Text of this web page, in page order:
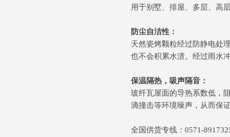
用于别墅、排屋、多层、高
防尘自洁性：
天然瓷烤颗粒经过防静电处
也不会积累水渍。经过雨水
保温隔热，吸声隔音：
玻纤瓦屋面的导热系数低，
滴撞击等环境噪声，从而保
全国供货专线：0571-